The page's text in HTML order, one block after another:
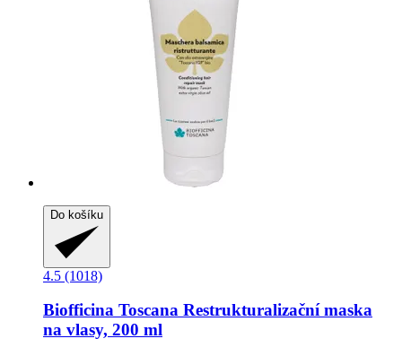
Do košíku
4.5 (1018)
Biofficina Toscana Restrukturalizační maska
na vlasy, 200 ml